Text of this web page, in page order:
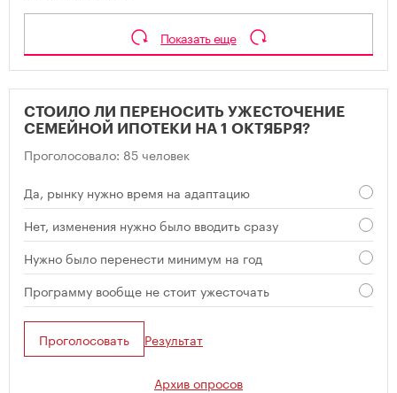
Показать еще
СТОИЛО ЛИ ПЕРЕНОСИТЬ УЖЕСТОЧЕНИЕ
СЕМЕЙНОЙ ИПОТЕКИ НА 1 ОКТЯБРЯ?
Проголосовало: 85 человек
Да, рынку нужно время на адаптацию
Нет, изменения нужно было вводить сразу
Нужно было перенести минимум на год
Программу вообще не стоит ужесточать
Проголосовать Результат
Архив опросов